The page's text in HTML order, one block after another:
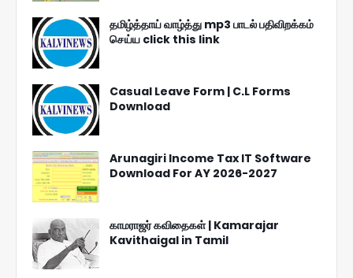
தமிழ்த்தாய் வாழ்த்து mp3 பாடல் பதிவிறக்கம்
செய்ய click this link
Casual Leave Form | C.L Forms
Download
Arunagiri Income Tax IT Software
Download For AY 2026-2027
காமராஜர் கவிதைகள் | Kamarajar
Kavithaigal in Tamil